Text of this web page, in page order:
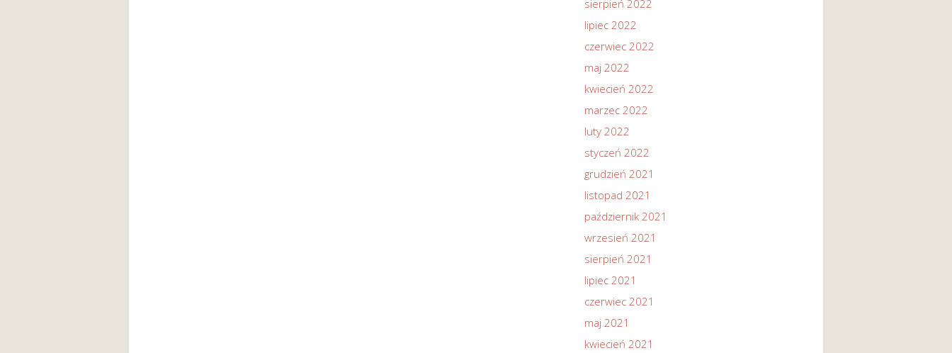
sierpień 2022
lipiec 2022
czerwiec 2022
maj 2022
kwiecień 2022
marzec 2022
luty 2022
styczeń 2022
grudzień 2021
listopad 2021
październik 2021
wrzesień 2021
sierpień 2021
lipiec 2021
czerwiec 2021
maj 2021
kwiecień 2021